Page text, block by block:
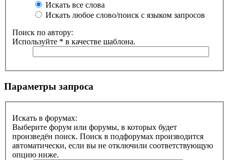
Искать все слова
Искать любое слово/поиск с языком запросов
Поиск по автору:
Используйте * в качестве шаблона.
Параметры запроса
Искать в форумах:
Выберите форум или форумы, в которых будет
произведён поиск. Поиск в подфорумах производится
автоматически, если вы не отключили соответствующую
опцию ниже.